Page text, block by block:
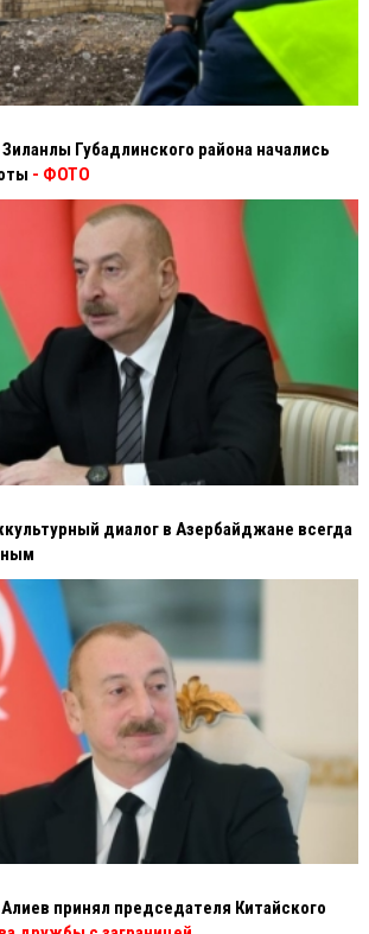
Губадлинского района начались
- ФОТО
диалог в Азербайджане всегда
принял председателя Китайского